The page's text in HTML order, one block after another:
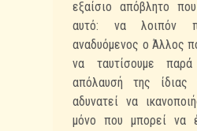
εξαίσιο απόβλητο
αυτό: να λοιπόν
αναδυόμενος ο Άλλος
να ταυτίσουμε
απόλαυσή της
αδυνατεί να
μόνο που μπορεί να